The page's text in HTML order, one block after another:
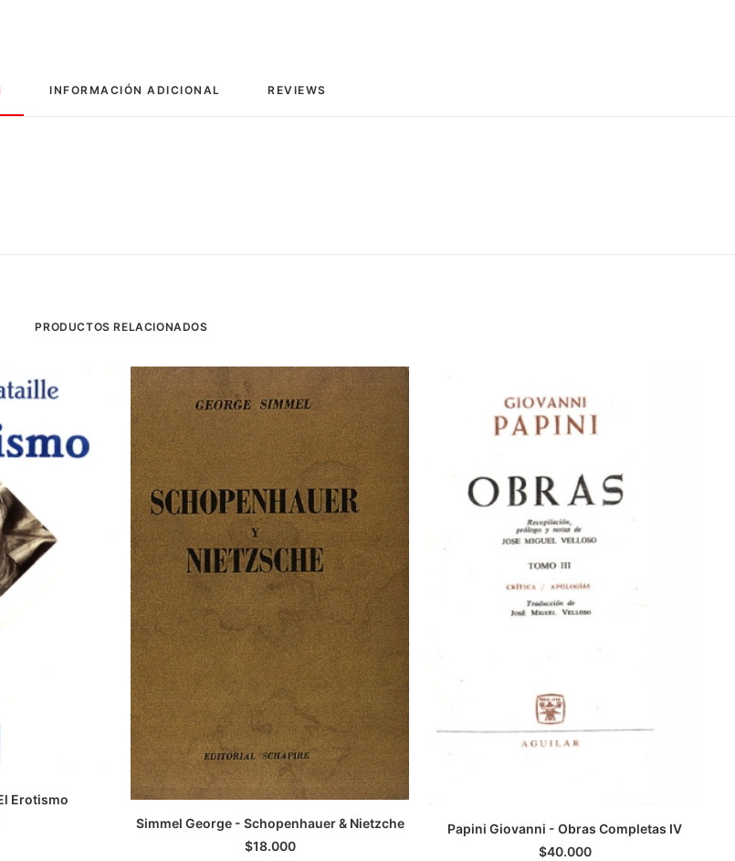
INFORMACIÓN ADICIONAL REVIEWS
PRODUCTOS RELACIONADOS
Erotismo
LEER MÁS
Simmel George - Schopenhauer & Nietzche
$18.000 LEER MÁS
Papini Giovanni - Obras Completas IV
$40.000